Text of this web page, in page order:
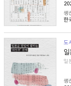
생
도
일
생